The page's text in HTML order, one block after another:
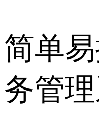
简单
务管